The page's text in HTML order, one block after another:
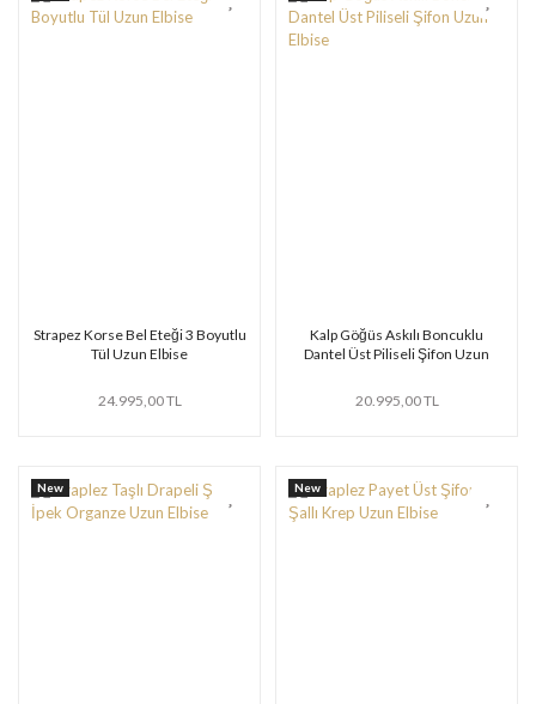
Strapez Korse Bel Eteği 3 Boyutlu
Tül Uzun Elbise
24.995,00 TL
Kalp Göğüs Askılı Boncuklu
Dantel Üst Piliseli Şifon Uzun
20.995,00 TL
New New